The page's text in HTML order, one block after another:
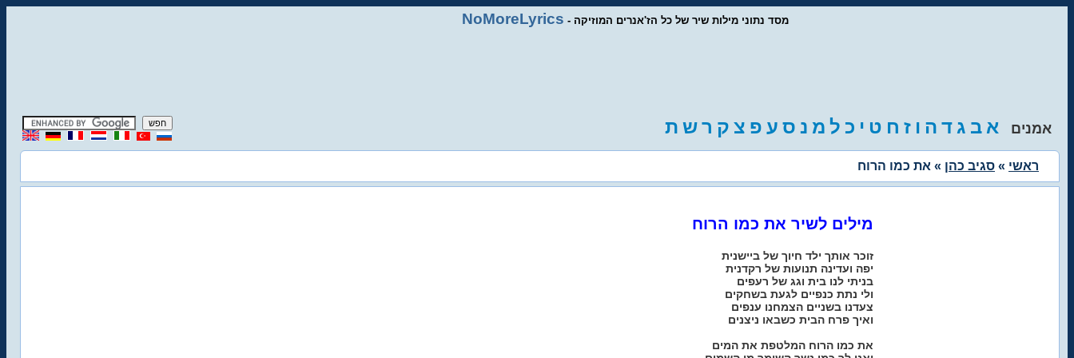
NoMoreLyrics - מסד נתוני מילות שיר של כל הז'אנרים המוזיקה
אמנים א ב ג ד ה ו ז ח ט י כ ל מ נ ס ע פ צ ק רש ת
ראשי » סגיב כהן » את כמו הרוח
מילים לשיר את כמו הרוח
זוכר אותך ילד חיוך של ביישנית
יפה ועדינה תנועות של רקדנית
בניתי לנו בית וגג של רעפים
ולי נתת כנפיים לגעת בשחקים
צעדנו בשניים הצמחנו ענפים
ואיך פרח הבית כשבאו ניצנים
את כמו הרוח המלטפת את המים